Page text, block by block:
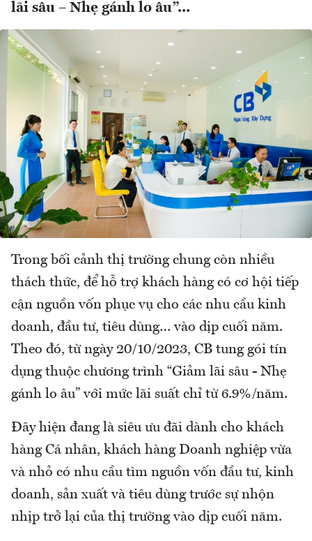
lãi sâu – Nhẹ gánh lo âu”...
Trong bối cảnh thị trường chung còn nhiều
thách thức, để hỗ trợ khách hàng có cơ hội tiếp
cận nguồn vốn phục vụ cho các nhu cầu kinh
doanh, đầu tư, tiêu dùng… vào dịp cuối năm.
Theo đó, từ ngày 20/10/2023, CB tung gói tín
dụng thuộc chương trình “Giảm lãi sâu - Nhẹ
gánh lo âu” với mức lãi suất chỉ từ 6.9%/năm.
Đây hiện đang là siêu ưu đãi dành cho khách
hàng Cá nhân, khách hàng Doanh nghiệp vừa
và nhỏ có nhu cầu tìm nguồn vốn đầu tư, kinh
doanh, sản xuất và tiêu dùng trước sự nhộn
nhịp trở lại của thị trường vào dịp cuối năm.